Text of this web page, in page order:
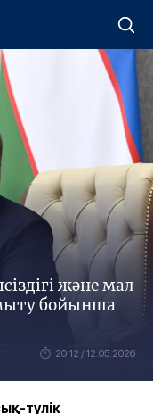
және мал
бойынша
20:12 / 12.05.2026
түлік